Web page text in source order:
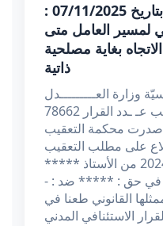
قرار تعقيبي عدد 78662 بتاريخ 07/11/2025 :
لمسير العامل متى
بغاية مصلحية
ذاتية
وزارة العـــــــــدل
محكمــــــة التعقــيب عـ ـدد القرار 78662
07 نوفمبر2025 أصدرت محكمة التعقيب
على مطلب التعقيب
المقدم بتاريخ 01 نوفمبر 2024 من الأستاذ *****
في حق : ***** ضد : -
القانوني طعنا في
الاستئنافي المدني